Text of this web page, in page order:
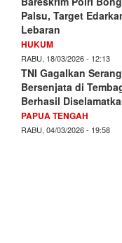
Palsu, Target
Lebaran
HUKUM
RABU, 18/03/2026 - 12:13
TNI Gagalkan
Bersenjata di
Berhasil
PAPUA TENGAH
RABU, 04/03/2026 - 19:58